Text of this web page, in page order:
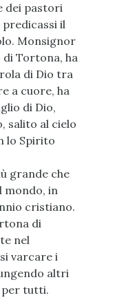
dei pastori
predicassi il
Monsignor
di Tortona, ha
di Dio tra
a cuore, ha
di Dio,
salito al cielo
lo Spirito
grande che
mondo, in
cristiano.
di
nel
varcare i
altri
per tutti.